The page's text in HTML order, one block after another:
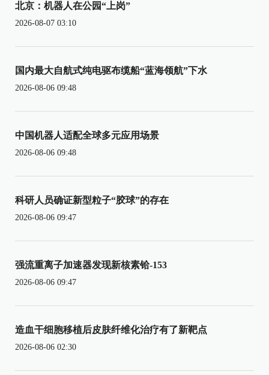
北京：机器人在公园“上岗”
2026-08-07 03:10
国内最大自航式纯电驱布缆船“蓝海领航”下水
2026-08-06 09:48
中国机器人适配全球多元应用场景
2026-08-06 09:48
科研人员确证新型粒子“胶球”的存在
2026-08-06 09:47
强流重离子加速器发现新核素铪-153
2026-08-06 09:47
造血干细胞移植后皮肤纤维化治疗有了新靶点
2026-08-06 02:30